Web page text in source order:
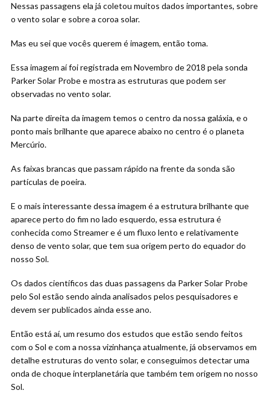
Nessas passagens ela já coletou muitos dados importantes, sobre
o vento solar e sobre a coroa solar.
Mas eu sei que vocês querem é imagem, então toma.
Essa imagem aí foi registrada em Novembro de 2018 pela sonda
Parker Solar Probe e mostra as estruturas que podem ser
observadas no vento solar.
Na parte direita da imagem temos o centro da nossa galáxia, e o
ponto mais brilhante que aparece abaixo no centro é o planeta
Mercúrio.
As faixas brancas que passam rápido na frente da sonda são
partículas de poeira.
E o mais interessante dessa imagem é a estrutura brilhante que
aparece perto do fim no lado esquerdo, essa estrutura é
conhecida como Streamer e é um fluxo lento e relativamente
denso de vento solar, que tem sua origem perto do equador do
nosso Sol.
Os dados científicos das duas passagens da Parker Solar Probe
pelo Sol estão sendo ainda analisados pelos pesquisadores e
devem ser publicados ainda esse ano.
Então está aí, um resumo dos estudos que estão sendo feitos
com o Sol e com a nossa vizinhança atualmente, já observamos em
detalhe estruturas do vento solar, e conseguimos detectar uma
onda de choque interplanetária que também tem origem no nosso
Sol.